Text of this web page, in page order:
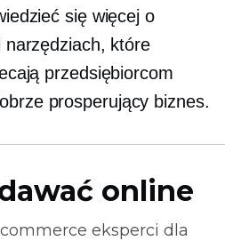
się więcej o
narzędziach, które
przedsiębiorcom
prosperujący biznes.
online
eksperci dla